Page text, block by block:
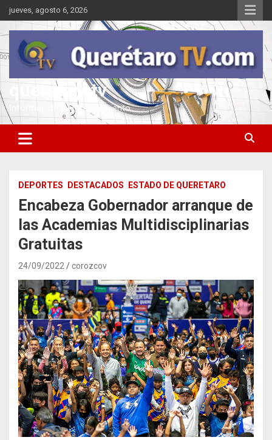
Saltar
al
contenido
jueves, agosto 6, 2026
queretarotv
Información y entretenimiento
DEPORTES DESTACADOS ESTADO DE QUERETARO
Encabeza Gobernador arranque de
las Academias Multidisciplinarias
Gratuitas
24/09/2022 corozcov